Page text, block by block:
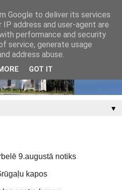
▼
9.augustā notiks
kapos
Google to deliver its services
address and user-agent are
performance and security
service, generate usage
address abuse.
GOT IT